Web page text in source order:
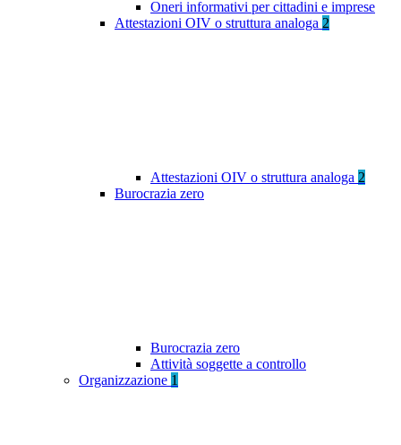
Oneri informativi per cittadini e imprese
Attestazioni OIV o struttura analoga 2
Attestazioni OIV o struttura analoga 2
Burocrazia zero
Burocrazia zero
Attività soggette a controllo
Organizzazione 1